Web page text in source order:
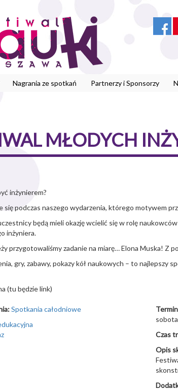
Nagrania ze spotkań Partnerzy i Sponsorzy
MŁODYCH
inżynierem?
się podczas naszego wydarzenia, którego motywem
będą mieli okazję wcielić się w rolę
inżyniera.
przygotowaliśmy zadanie na miarę… Elona Muska!
gry, zabawy, pokazy kół naukowych – to najlepszy
(tu będzie link)
Spotkania całodniowe
Czas
Opis